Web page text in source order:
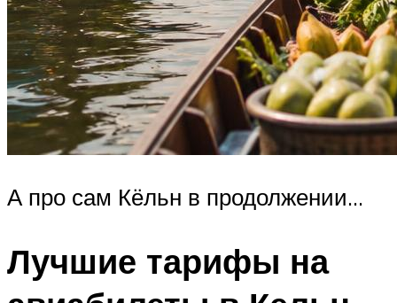
А про сам Кёльн в продолжении…
Лучшие тарифы на